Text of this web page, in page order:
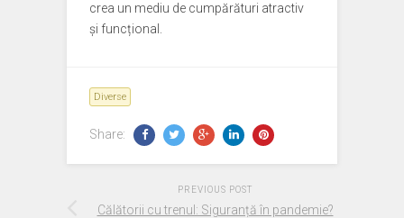
crea un mediu de cumpărături atractiv
și funcțional.
Diverse
Share:
PREVIOUS POST
Călătorii cu trenul: Siguranță în pandemie?